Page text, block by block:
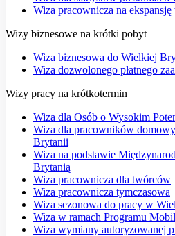
Wiza pracownicza na
Wizy biznesowe na krótki pobyt
Wiza biznesowa do Wielkiej
Wiza dozwolonego płatnego
Wizy pracy na krótkotermin
Wiza dla Osób o Wysokim
Wiza dla pracowników
Brytanii
Wiza na podstawie
Brytanią
Wiza pracownicza dla twórców
Wiza pracownicza tymczasowa
Wiza sezonowa do pracy w
Wiza w ramach Programu
Wiza wymiany autoryzowanej